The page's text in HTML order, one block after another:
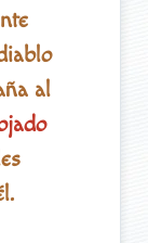
al